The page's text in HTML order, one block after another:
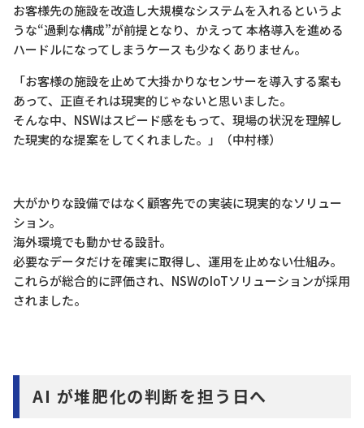
お客様先の施設を改造し大規模なシステムを入れるというよ
うな“過剰な構成”が前提となり、かえって 本格導入を進める
ハードルになってしまうケース も少なくありません。
「お客様の施設を止めて大掛かりなセンサーを導入する案も
あって、正直それは現実的じゃないと思いました。
そんな中、NSWはスピード感をもって、現場の状況を理解し
た現実的な提案をしてくれました。」（中村様）
大がかりな設備ではなく顧客先での実装に現実的なソリュー
ション。
海外環境でも動かせる設計。
必要なデータだけを確実に取得し、運用を止めない仕組み。
これらが総合的に評価され、NSWのIoTソリューションが採用
されました。
AI が堆肥化の判断を担う日へ